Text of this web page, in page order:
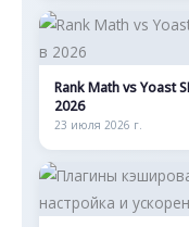
Rank Math vs Yoast
2026
23 июля 2026 г.